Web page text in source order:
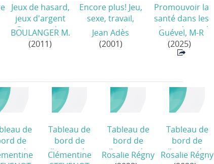
Jeux de hasard,
jeux d'argent
Comprendre
Prévenir Soigner
BOULANGER M.
(2011)
Encore plus! Jeu,
sexe, travail,
argent/
Jean Adès
(2001)
Promouvoir la
santé dans les
milieux de vie du
quotidien.
Concepts, enjeux
Guével, M-R
(2025)
de
de
de
Tableau de
bord de
l'usage de
Clémentine
Tableau de
bord de
l'usage de
Rosalie Régny
Tableau de
bord de
l'usage de
Rosalie Régny